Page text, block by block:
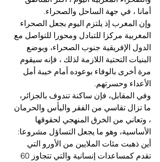
أمانا ، في جهة الساحل والصحراء.
وإن المغرب إذ يلتزم اليوم بجعل الصحراء
المغربية مركزا للتبادل ومحورا للتواصل مع
الدول الإفريقية جنوب الصحراء، وبوضع
البنيات التحتية اللازمة لذلك ، فإنه سيقوم
مرة أخرى بالوفاء بوعوده أمام خيبة أمل
الأعداء وحسرتهم.
وفي المقابل، فإن ساكنة تندوف بالجزائر،
ما تزال تقاسي من الفقر واليأس والحرمان
، وتعاني من الخرق المنهجي لحقوقها
الأساسية، وهو ما يجعل التساؤل مشروعا:
أين ذهبت مئات الملايين من الأورو التي